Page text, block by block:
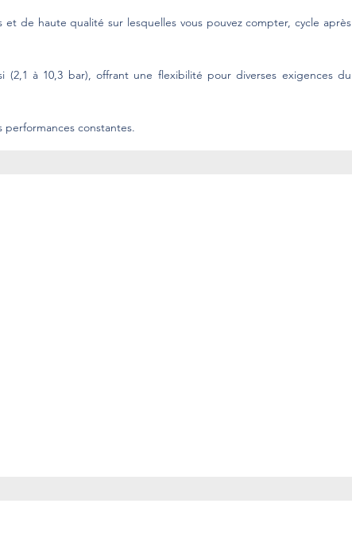
de haute qualité sur lesquelles vous pouvez compter, cycle après
à 10,3 bar), offrant une flexibilité pour diverses exigences du
constantes.